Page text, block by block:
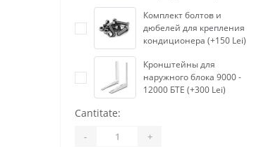
Комплект болтов и
дюбелей для крепления
кондиционера (+150 Lei)
Кронштейны для
наружного блока 9000 -
12000 БТЕ (+300 Lei)
Cantitate:
- +